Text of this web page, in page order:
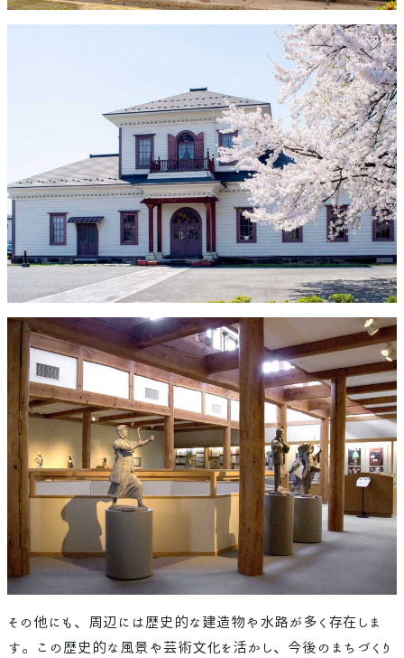
その他にも、周辺には歴史的な建造物や水路が多く存在しま
す。この歴史的な風景や芸術文化を活かし、今後のまちづくり